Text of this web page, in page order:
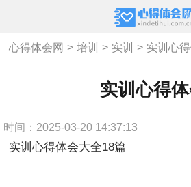
心得体会网 > 培训 > 实训 > 实训心
实训心得
时间：2025-03-20 14:37:13
实训心得体会大全18篇